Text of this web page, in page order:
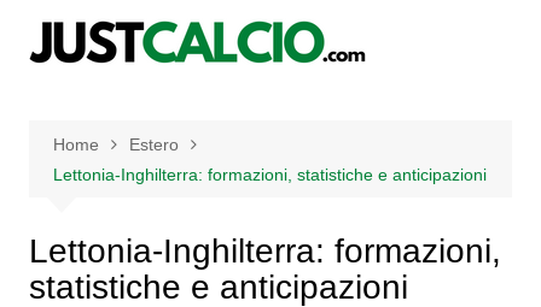
Home
Estero
Lettonia-Inghilterra: formazioni, statistiche e anticipazioni
Lettonia-Inghilterra: formazioni,
statistiche e anticipazioni